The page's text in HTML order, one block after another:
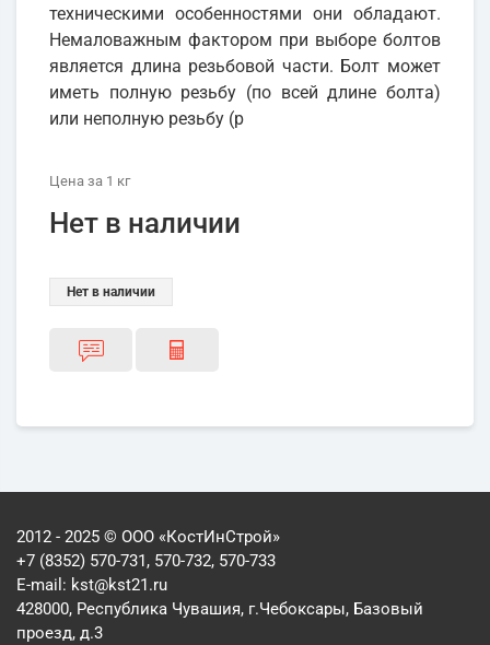
техническими особенностями они обладают.
Немаловажным фактором при выборе болтов
является длина резьбовой части. Болт может
иметь полную резьбу (по всей длине болта)
или неполную резьбу (р
Цена за 1 кг
Нет в наличии
Нет в наличии
2012 - 2025 © ООО «КостИнСтрой»
+7 (8352) 570-731, 570-732, 570-733
E-mail: kst@kst21.ru
428000, Республика Чувашия, г.Чебоксары, Базовый
проезд, д.3